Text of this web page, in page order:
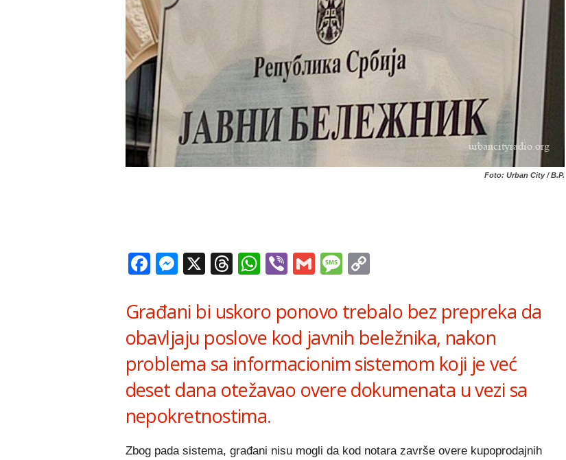
Foto: Urban City / B.P.
Facebook
Messenger
X Threads
WhatsApp
ViberGmailMessage
Građani bi uskoro ponovo trebalo bez prepreka da
obavljaju poslove kod javnih beležnika, nakon
problema sa informacionim sistemom koji je već
deset dana otežavao overe dokumenata u vezi sa
nepokretnostima.
Zbog pada sistema, građani nisu mogli da kod notara završe overe kupoprodajnih